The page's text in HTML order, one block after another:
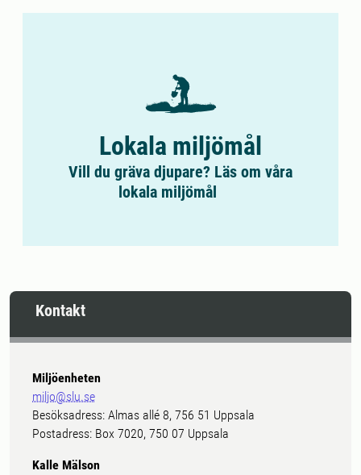
Lokala miljömål
Vill du gräva djupare? Läs om våra
lokala miljömål
Kontakt
Miljöenheten
miljo@slu.se
Besöksadress: Almas allé 8, 756 51 Uppsala
Postadress: Box 7020, 750 07 Uppsala
Kalle Mälson